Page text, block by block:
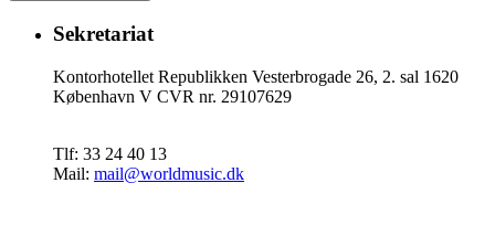
Sekretariat
Kontorhotellet Republikken Vesterbrogade 26, 2. sal 1620
København V CVR nr. 29107629
Tlf: 33 24 40 13
Mail: mail@worldmusic.dk